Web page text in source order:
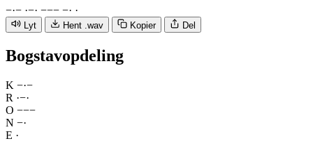
−·− ·−· −−− −· ·
Lyt Hent .wav Kopier Del
Bogstavopdeling
K −·−
R ·−·
O −−−
N −·
E ·